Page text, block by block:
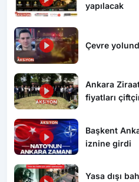
yapılacak
Çevre
Ankara
fiyatları
Başkent
iznine girdi
Yasa dışı